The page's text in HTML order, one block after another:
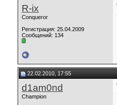
R-ix
Conqueror
Регистрация: 25.04.2009
Сообщений: 134
22.02.2010, 17:55
d1am0nd
Champion